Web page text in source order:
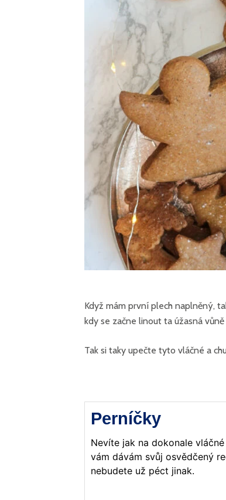
Když mám první plech naplněný,
kdy se začne linout ta úžasná
Tak si taky upečte tyto vláčné a
Perníčky
Nevíte jak na dokonale
vám dávám svůj osvědčený
nebudete už péct jinak.